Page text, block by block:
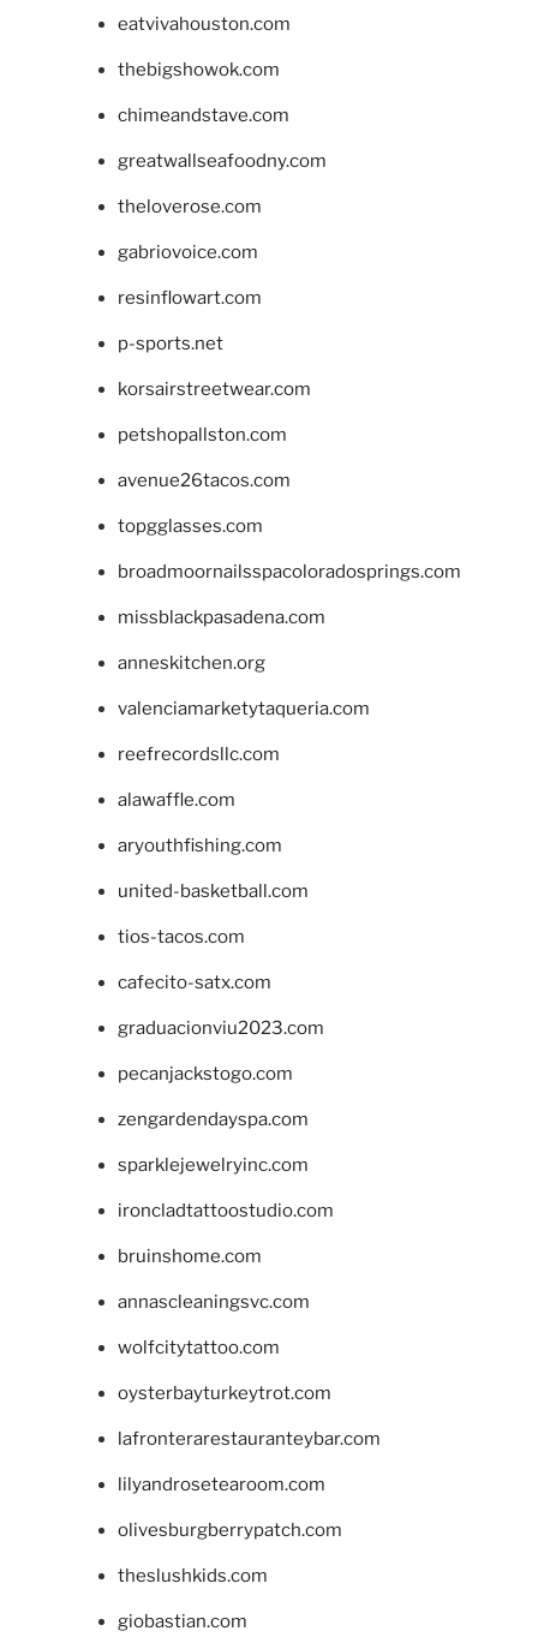
eatvivahouston.com
thebigshowok.com
chimeandstave.com
greatwallseafoodny.com
theloverose.com
gabriovoice.com
resinflowart.com
p-sports.net
korsairstreetwear.com
petshopallston.com
avenue26tacos.com
topgglasses.com
broadmoornailsspacoloradosprings.com
missblackpasadena.com
anneskitchen.org
valenciamarketytaqueria.com
reefrecordsllc.com
alawaffle.com
aryouthfishing.com
united-basketball.com
tios-tacos.com
cafecito-satx.com
graduacionviu2023.com
pecanjackstogo.com
zengardendayspa.com
sparklejewelryinc.com
ironcladtattoostudio.com
bruinshome.com
annascleaningsvc.com
wolfcitytattoo.com
oysterbayturkeytrot.com
lafronterarestauranteybar.com
lilyandrosetearoom.com
olivesburgberrypatch.com
theslushkids.com
giobastian.com